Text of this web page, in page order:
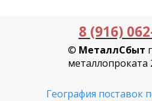
8 (916)
© МеталлСбыт
металлопроката
География поставок